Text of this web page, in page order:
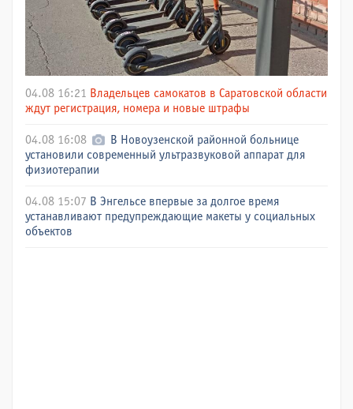
04.08 16:21 Владельцев самокатов в Саратовской области
ждут регистрация, номера и новые штрафы
04.08 16:08
В Новоузенской районной больнице
установили современный ультразвуковой аппарат для
физиотерапии
04.08 15:07 В Энгельсе впервые за долгое время
устанавливают предупреждающие макеты у социальных
объектов